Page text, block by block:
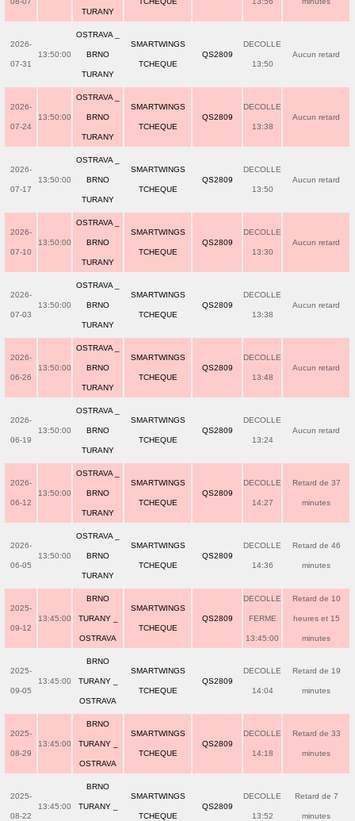
TURANY
2026-
07-31
13:50:00
OSTRAVA _
BRNO
TURANY
SMARTWINGS
TCHEQUE
QS2809
DECOLLE
13:50
Aucun retard
2026-
07-24
13:50:00
OSTRAVA _
BRNO
TURANY
SMARTWINGS
TCHEQUE
QS2809
DECOLLE
13:38
Aucun retard
2026-
07-17
13:50:00
OSTRAVA _
BRNO
TURANY
SMARTWINGS
TCHEQUE
QS2809
DECOLLE
13:50
Aucun retard
2026-
07-10
13:50:00
OSTRAVA _
BRNO
TURANY
SMARTWINGS
TCHEQUE
QS2809
DECOLLE
13:30
Aucun retard
2026-
07-03
13:50:00
OSTRAVA _
BRNO
TURANY
SMARTWINGS
TCHEQUE
QS2809
DECOLLE
13:38
Aucun retard
2026-
06-26
13:50:00
OSTRAVA _
BRNO
TURANY
SMARTWINGS
TCHEQUE
QS2809
DECOLLE
13:48
Aucun retard
2026-
06-19
13:50:00
OSTRAVA _
BRNO
TURANY
SMARTWINGS
TCHEQUE
QS2809
DECOLLE
13:24
Aucun retard
2026-
06-12
13:50:00
OSTRAVA _
BRNO
TURANY
SMARTWINGS
TCHEQUE
QS2809
DECOLLE
14:27
Retard de 37
minutes
2026-
06-05
13:50:00
OSTRAVA _
BRNO
TURANY
SMARTWINGS
TCHEQUE
QS2809
DECOLLE
14:36
Retard de 46
minutes
2025-
09-12
13:45:00
BRNO
TURANY _
OSTRAVA
SMARTWINGS
TCHEQUE
QS2809
DECOLLE
FERME
13:45:00
Retard de 10
heures et 15
minutes
2025-
09-05
13:45:00
BRNO
TURANY _
OSTRAVA
SMARTWINGS
TCHEQUE
QS2809
DECOLLE
14:04
Retard de 19
minutes
2025-
08-29
13:45:00
BRNO
TURANY _
OSTRAVA
SMARTWINGS
TCHEQUE
QS2809
DECOLLE
14:18
Retard de 33
minutes
2025-
08-22
13:45:00
BRNO
TURANY _
SMARTWINGS
TCHEQUE
QS2809
DECOLLE
13:52
Retard de 7
minutes